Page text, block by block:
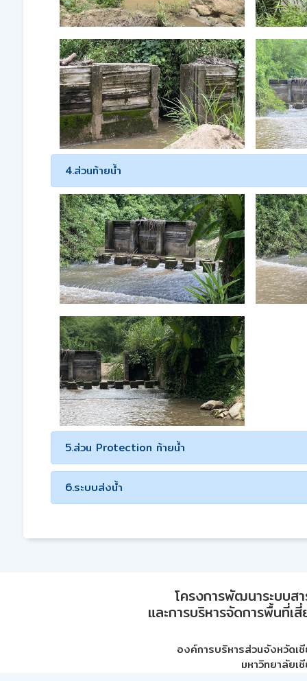
4.ส่วนท้ายน้ำ
5.ส่วน Protection ท้ายน้ำ
6.ระบบส่งน้ำ
โครงการพัฒนาระบบส
และการบริหารจัดการพื้นที่เ
องค์การบริหารส่วนจังหวัดเ
มหาวิทยาลัยเ